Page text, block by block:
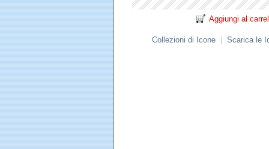
Aggiungi al
Collezioni di Icone Scarica le